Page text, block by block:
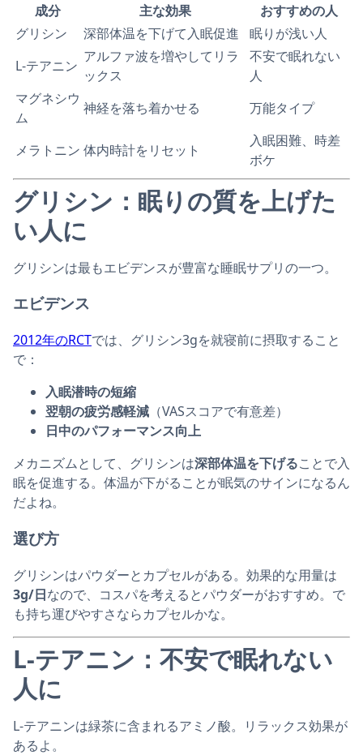
成分
主な効果
おすすめの人
グリシン
深部体温を下げて入眠促進
眠りが浅い人
L-テアニン
アルファ波を増やしてリラ
ックス
不安で眠れない
人
マグネシウ
ム
神経を落ち着かせる 万能タイプ
メラトニン 体内時計をリセット
入眠困難、時差
ボケ
グリシン：眠りの質を上げた
い人に
グリシンは最もエビデンスが豊富な睡眠サプリの一つ。
エビデンス
2012年のRCTでは、グリシン3gを就寝前に摂取すること
で：
入眠潜時の短縮
翌朝の疲労感軽減 （VASスコアで有意差）
日中のパフォーマンス向上
メカニズムとして、グリシンは深部体温を下げることで入
眠を促進する。体温が下がることが眠気のサインになるん
だよね。
選び方
グリシンはパウダーとカプセルがある。効果的な用量は
3g/日なので、コスパを考えるとパウダーがおすすめ。で
も持ち運びやすさならカプセルかな。
L-テアニン：不安で眠れない
人に
L-テアニンは緑茶に含まれるアミノ酸。リラックス効果が
あるよ。